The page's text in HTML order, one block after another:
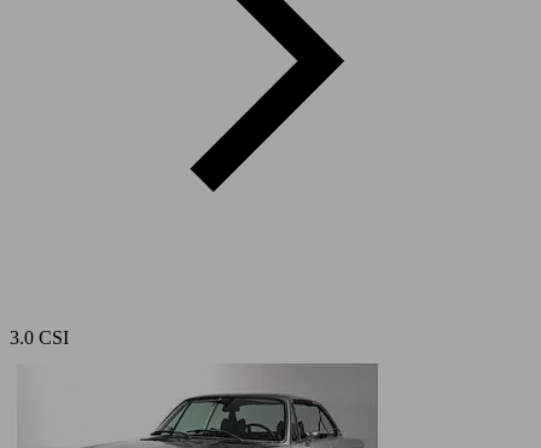
3.0 CSI